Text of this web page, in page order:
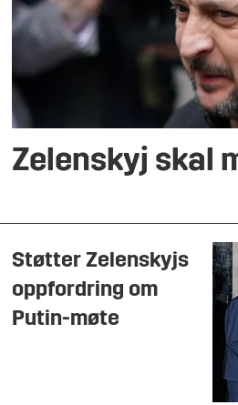
Zelenskyj skal
Støtter Zelenskyjs
oppfordring om
Putin-møte